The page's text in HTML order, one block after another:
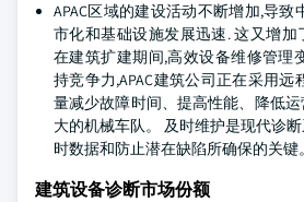
APAC区域的建设活动不断增加,导
市化和基础设施发展迅速. 这又增加
在建筑扩建期间,高效设备维修管理
持竞争力,APAC建筑公司正在采用
量减少故障时间、提高性能、降低
大的机械车队。 及时维护是现代诊
时数据和防止潜在缺陷所确保的关键。
建筑设备诊断市场份额